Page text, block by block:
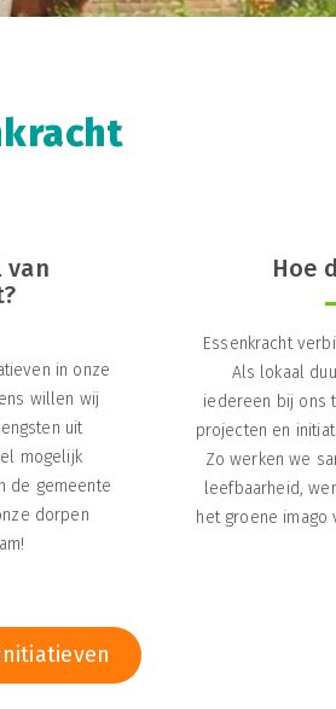
van
in onze
willen wij
uit
mogelijk
de gemeente
dorpen
Hoe
Essenkracht
Als lokaal
iedereen bij ons
projecten en
Zo werken we
leefbaarheid,
het groene imago